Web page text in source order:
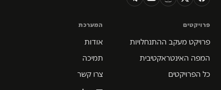
פרויקטים
פרויקט מעקב ההתנחלויות
המפה האינטראקטיבית
כל הפרויקטים
המערכת
אודות
תמיכה
צרו קשר